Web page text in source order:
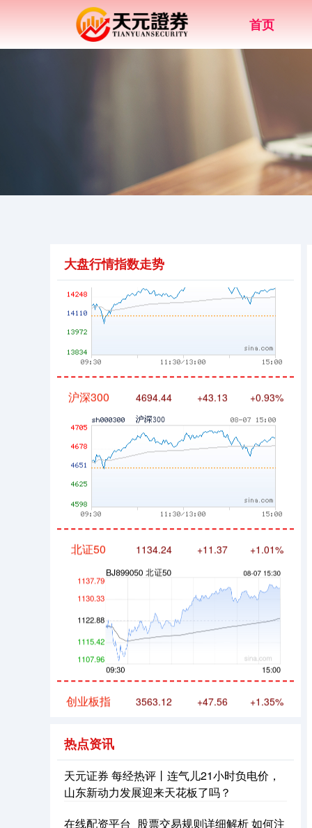
首页
大盘行情指数走势
创业板指 +1.35%
热点资讯
天元证券 每经热评丨连气儿21小时负电价，
山东新动力发展迎来天花板了吗？
在线配资平台_股票交易规则详细解析 如何注